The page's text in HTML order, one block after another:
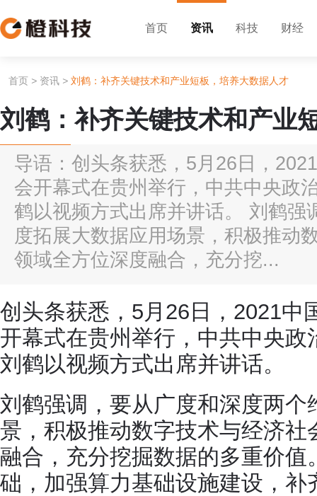
首页 资讯 科技 财经
首页 > 资讯 > 刘鹤：补齐关键技术和产业短板，培养大数据人才
刘鹤：补齐关键技术和产业
导语：创头条获悉，5月26日，
会开幕式在贵州举行，中共中央政
鹤以视频方式出席并讲话。 刘鹤强
度拓展大数据应用场景，积极推动
领域全方位深度融合，充分挖...
创头条获悉，5月26日，2021中
开幕式在贵州举行，中共中央
刘鹤以视频方式出席并讲话。
刘鹤强调，要从广度和深度两个
景，积极推动数字技术与经济
融合，充分挖掘数据的多重价值
础，加强算力基础设施建设，